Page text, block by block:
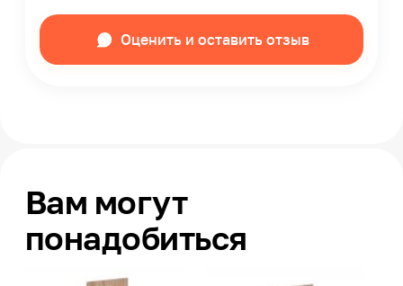
Оценить и оставить отзыв
Вам могут
понадобиться